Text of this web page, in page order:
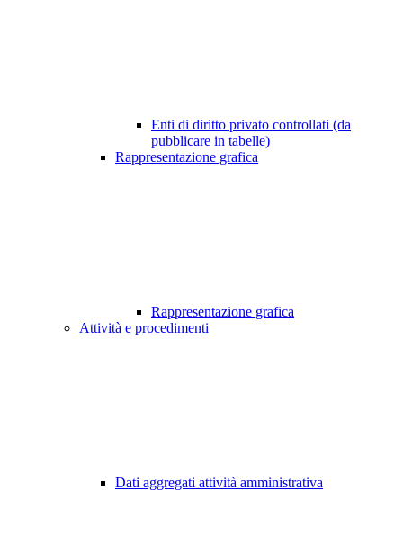
Enti di diritto privato controllati (da
pubblicare in tabelle)
Rappresentazione grafica
Rappresentazione grafica
Attività e procedimenti
Dati aggregati attività amministrativa